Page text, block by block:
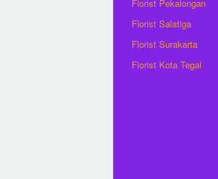
Florist Pekalongan
Florist Salatiga
Florist Surakarta
Florist Kota Tegal